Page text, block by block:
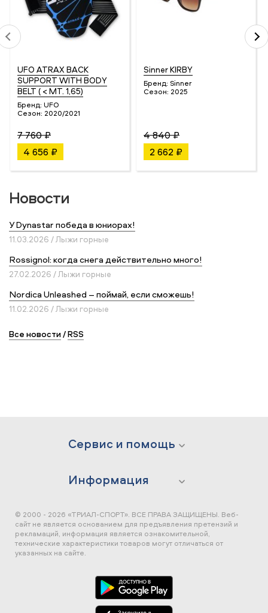
UFO ATRAX BACK
SUPPORT WITH BODY
BELT ( < MT. 1,65)
Бренд: UFO
Сезон: 2020/2021
7 760 ₽
4 656 ₽
Sinner KIRBY
Бренд: Sinner
Сезон: 2025
4 840 ₽
2 662 ₽
Новости
У Dynastar победа в юниорах!
11.03.2026 / Лыжи горные
Rossignol: когда снега действительно много!
27.02.2026 / Лыжи горные
Nordica Unleashed – поймай, если сможешь!
11.02.2026 / Лыжи горные
Все новости/RSS
Сервис и помощь
Информация
© 2000 - 2026 «ТРИАЛ-СПОРТ». ВСЕ ПРАВА ЗАЩИЩЕНЫ. Веб-
сайт не является основанием для предъявления претензий и
рекламаций, информация является ознакомительной,
технические характеристики товаров могут отличаться от
указанных на сайте.